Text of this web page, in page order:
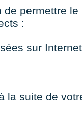
permettre le
:
sur
la suite de